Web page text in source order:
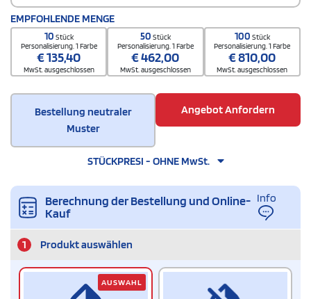
EMPFOHLENDE MENGE
10 Stück
Personalisierung. 1 Farbe
€135,40
MwSt. ausgeschlossen
50 Stück
Personalisierung. 1 Farbe
€462,00
MwSt. ausgeschlossen
100 Stück
Personalisierung. 1 Farbe
€810,00
MwSt. ausgeschlossen
Bestellung neutraler
Muster
Angebot Anfordern
STÜCKPRESI - OHNE MwSt.
Berechnung der Bestellung und Online-
Kauf
Info
1 Produkt auswählen
AUSWAHL